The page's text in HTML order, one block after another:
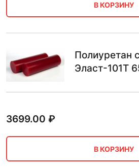
В КОРЗИНУ
Полиуретан
Эласт-101Т
3699.00 ₽
В КОРЗИНУ